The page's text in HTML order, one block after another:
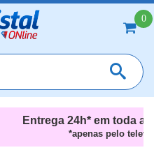
0
FECHAR [X]
a Zona Sul (RJ)